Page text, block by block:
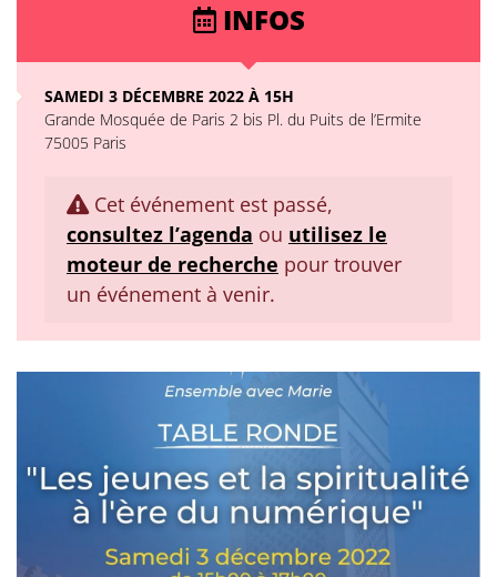
INFOS
SAMEDI 3 DÉCEMBRE 2022 À 15H
Grande Mosquée de Paris 2 bis Pl. du Puits de l’Ermite
75005 Paris
Cet événement est passé,
consultez l’agenda ou utilisez le
moteur de recherche pour trouver
un événement à venir.